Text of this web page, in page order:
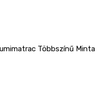
Többszínű Minta